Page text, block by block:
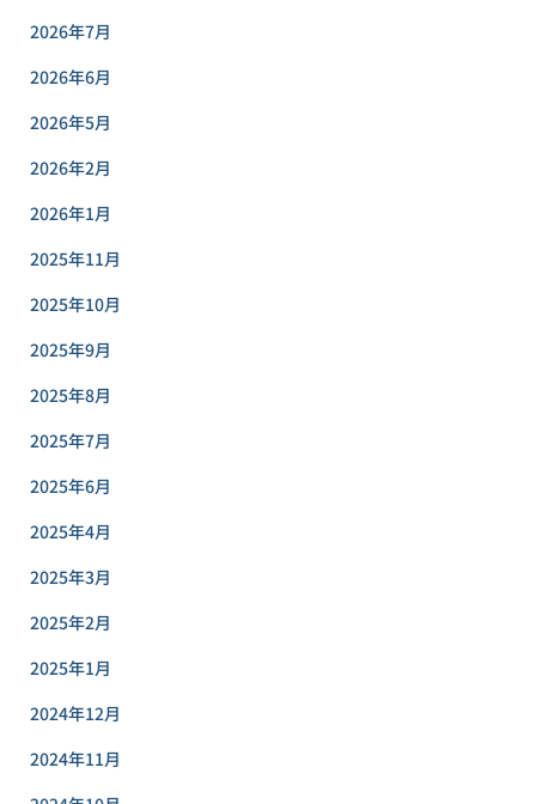
2026年7月
2026年6月
2026年5月
2026年2月
2026年1月
2025年11月
2025年10月
2025年9月
2025年8月
2025年7月
2025年6月
2025年4月
2025年3月
2025年2月
2025年1月
2024年12月
2024年11月